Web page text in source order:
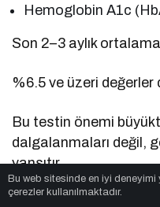
Hemoglobin A1c
Son 2–3 aylık
%6.5 ve üzeri değerler
Bu testin önemi
dalgalanmaları değil,
yansıtır.
Diyabet tanısı
Bu web sitesinde en iyi deneyimi
çerezler kullanılmaktadır.